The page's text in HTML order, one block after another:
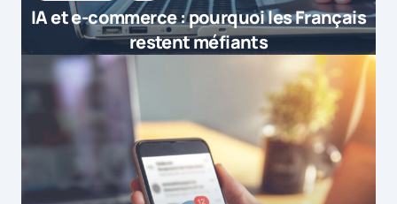
IA et e-commerce : pourquoi les Français
restent méfiants